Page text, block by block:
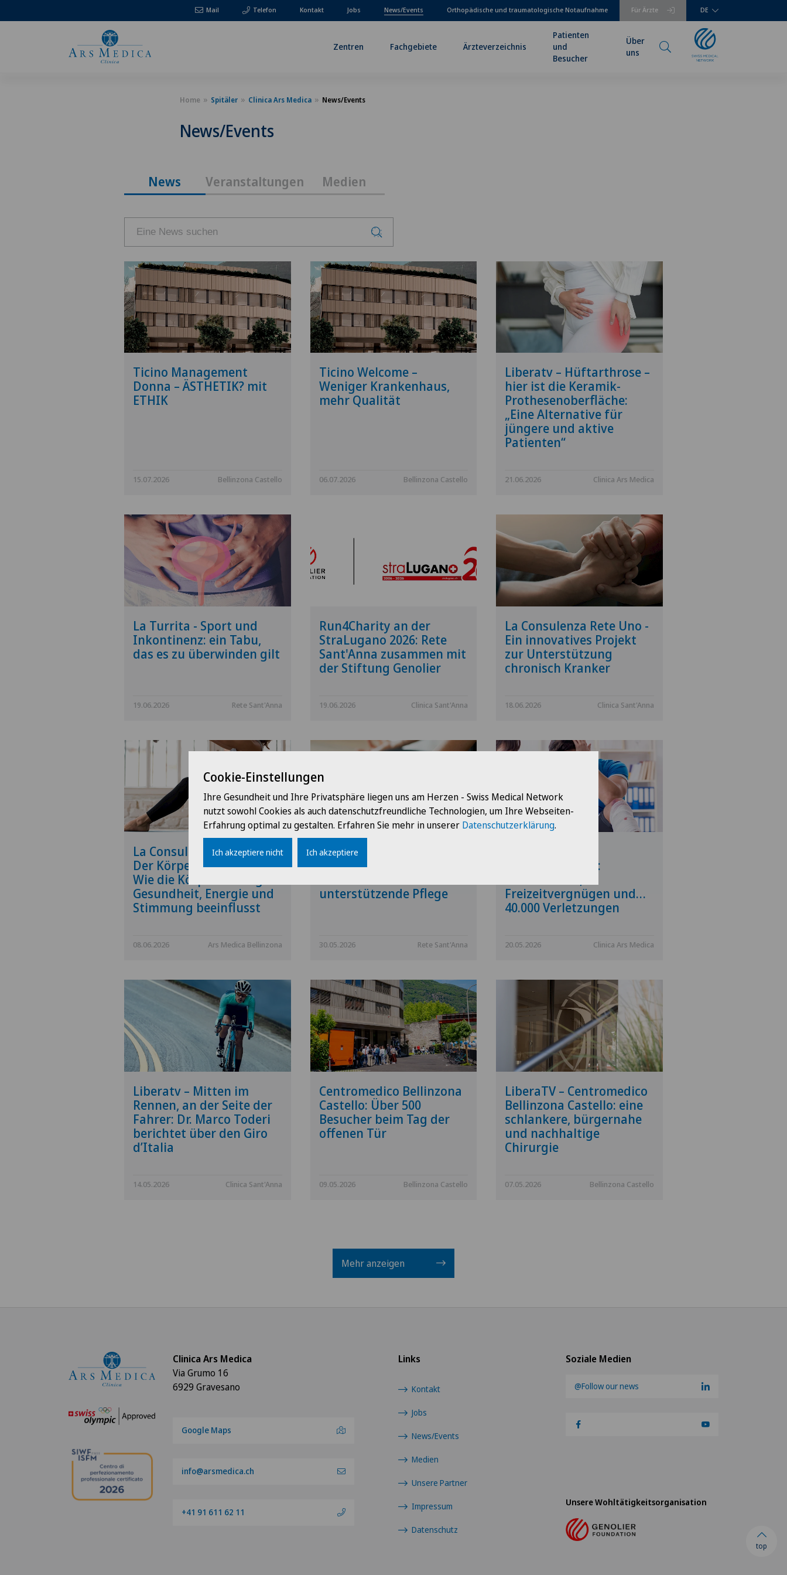
Mail Telefon Für Ärzte
Kontakt Jobs News/Events Orthopädische und traumatologische Notaufnahme DE
Zentren Fachgebiete Ärzteverzeichnis
Patienten
und
Besucher
Über
uns
Home Spitäler Clinica Ars Medica News/Events
News/Events
News Veranstaltungen Medien
Ticino Management
Donna – ÄSTHETIK? mit
ETHIK
15.07.2026 Bellinzona Castello
Ticino Welcome –
Weniger Krankenhaus,
mehr Qualität
06.07.2026 Bellinzona Castello
Liberatv – Hüftarthrose –
hier ist die Keramik-
Prothesenoberfläche:
„Eine Alternative für
jüngere und aktive
Patienten“
21.06.2026 Clinica Ars Medica
La Turrita - Sport und
Inkontinenz: ein Tabu,
das es zu überwinden gilt
19.06.2026 Rete Sant'Anna
Run4Charity an der
StraLugano 2026: Rete
Sant'Anna zusammen mit
der Stiftung Genolier
19.06.2026 Clinica Sant'Anna
La Consulenza Rete Uno -
Ein innovatives Projekt
zur Unterstützung
chronisch Kranker
18.06.2026 Clinica Sant'Anna
La Consulenza Rete Uno -
Der Körper lügt nicht:
Wie die Körperhaltung
Gesundheit, Energie und
Stimmung beeinflusst
08.06.2026 Ars Medica Bellinzona
Corriere del Ticino
Weekend - Neues
unterstützende Pflege
30.05.2026 Rete Sant'Anna
Amateurfußball:
Freizeitvergnügen und…
40.000 Verletzungen
20.05.2026 Clinica Ars Medica
Liberatv – Mitten im
Rennen, an der Seite der
Fahrer: Dr. Marco Toderi
berichtet über den Giro
d’Italia
14.05.2026 Clinica Sant'Anna
Centromedico Bellinzona
Castello: Über 500
Besucher beim Tag der
offenen Tür
09.05.2026 Bellinzona Castello
LiberaTV – Centromedico
Bellinzona Castello: eine
schlankere, bürgernahe
und nachhaltige
Chirurgie
07.05.2026 Bellinzona Castello
Mehr anzeigen
Soziale Medien
@Follow our news
Links
Kontakt
Jobs
News/Events
Medien
Unsere Partner
Impressum
Datenschutz
Clinica Ars Medica
Via Grumo 16
6929 Gravesano
Google Maps
info@arsmedica.ch
+41 91 611 62 11
Unsere Wohltätigkeitsorganisation
top
Cookie-Einstellungen
Ihre Gesundheit und Ihre Privatsphäre liegen uns am Herzen - Swiss Medical Network
nutzt sowohl Cookies als auch datenschutzfreundliche Technologien, um Ihre Webseiten-
Erfahrung optimal zu gestalten. Erfahren Sie mehr in unserer Datenschutzerklärung.
Ich akzeptiere nicht Ich akzeptiere